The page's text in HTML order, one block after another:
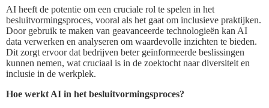
AI heeft de potentie om een cruciale rol te spelen in het
besluitvormingsproces, vooral als het gaat om inclusieve praktijken.
Door gebruik te maken van geavanceerde technologieën kan AI
data verwerken en analyseren om waardevolle inzichten te bieden.
Dit zorgt ervoor dat bedrijven beter geïnformeerde beslissingen
kunnen nemen, wat cruciaal is in de zoektocht naar diversiteit en
inclusie in de werkplek.
Hoe werkt AI in het besluitvormingsproces?